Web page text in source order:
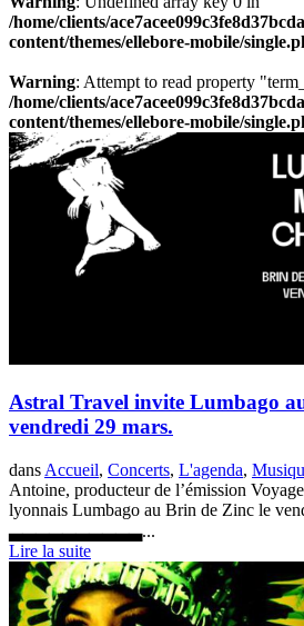
/home/clients/
content/themes/ellebore-mobile/
Warning: Attempt to read property
/home/clients/
content/themes/ellebore-mobile/
Astral Travel invite Lumbago
vendredi 29 mars.
dans Accueil, Concerts, L'agenda,
Antoine, producteur de l’émission
lyonnais Lumbago au Brin de Zinc le
▃▃▃▃▃▃▃▃▃▃...
Lire la suite